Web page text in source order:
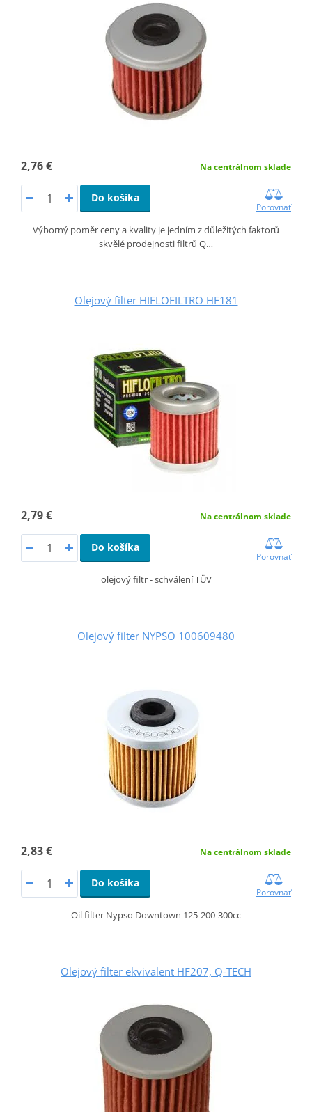
2,76 € Na centrálnom sklade
Do košíka
Porovnať
Výborný poměr ceny a kvality je jedním z důležitých faktorů
skvělé prodejnosti filtrů Q…
Olejový filter HIFLOFILTRO HF181
2,79 € Na centrálnom sklade
Do košíka
Porovnať
olejový filtr - schválení TÜV
Olejový filter NYPSO 100609480
2,83 € Na centrálnom sklade
Do košíka
Porovnať
Oil filter Nypso Downtown 125-200-300cc
Olejový filter ekvivalent HF207, Q-TECH